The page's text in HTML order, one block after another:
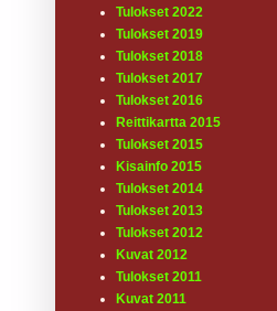
Tulokset 2022
Tulokset 2019
Tulokset 2018
Tulokset 2017
Tulokset 2016
Reittikartta 2015
Tulokset 2015
Kisainfo 2015
Tulokset 2014
Tulokset 2013
Tulokset 2012
Kuvat 2012
Tulokset 2011
Kuvat 2011